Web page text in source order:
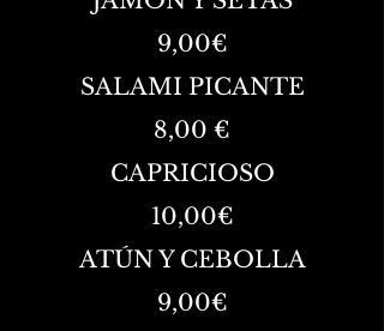
9,00€
SALAMI PICANTE
8,00 €
CAPRICIOSO
10,00€
ATÚN Y CEBOLLA
9,00€